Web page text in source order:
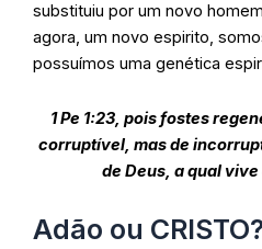
substituiu por um novo
agora, um novo espirito,
possuímos uma genética
1 Pe 1:23, pois fostes
corruptível, mas de
de Deus, a qual
Adão ou